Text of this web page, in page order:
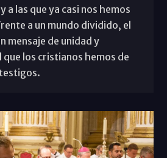
las que ya casi nos hemos
a un mundo dividido, el
mensaje de unidad y
los cristianos hemos de